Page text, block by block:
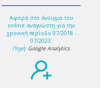
Αφορά στο άνοιγμα του
online αναγνώστη για την
χρονική περίοδο 07/2018 -
07/2023.
Πηγή: Google Analytics.